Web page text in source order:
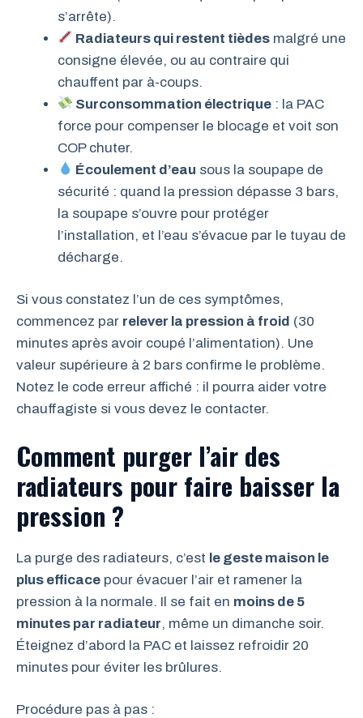
s’arrête).
Radiateurs qui restent tièdes malgré une
consigne élevée, ou au contraire qui
chauffent par à-coups.
Surconsommation électrique : la PAC
force pour compenser le blocage et voit son
COP chuter.
Écoulement d’eau sous la soupape de
sécurité : quand la pression dépasse 3 bars,
la soupape s’ouvre pour protéger
l’installation, et l’eau s’évacue par le tuyau de
décharge.
Si vous constatez l’un de ces symptômes,
commencez par relever la pression à froid (30
minutes après avoir coupé l’alimentation). Une
valeur supérieure à 2 bars confirme le problème.
Notez le code erreur affiché : il pourra aider votre
chauffagiste si vous devez le contacter.
Comment purger l’air des
radiateurs pour faire baisser la
pression ?
La purge des radiateurs, c’est le geste maison le
plus efficace pour évacuer l’air et ramener la
pression à la normale. Il se fait en moins de 5
minutes par radiateur, même un dimanche soir.
Éteignez d’abord la PAC et laissez refroidir 20
minutes pour éviter les brûlures.
Procédure pas à pas :